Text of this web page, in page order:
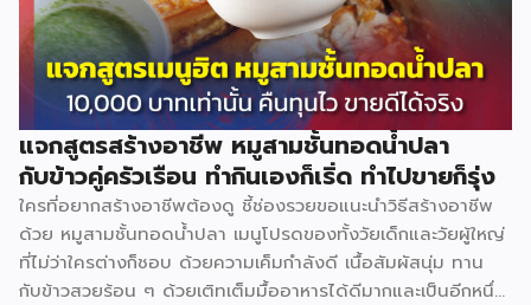
แจกสูตรสร้างอาชีพ หมูสามชั้นทอดน้ำปลา
กับข้าวคู่ครัวเรือน ทำกินเองก็เริ่ด ทำไปขายก็รุ่ง
ใครที่อยากสร้างอาชีพต้องดู ชี้ช่องรวยขอแนะนำวิธีสร้างอาชีพ
ด้วย หมูสามชั้นทอดน้ำปลา เมนูโปรดของทั้งวัยเด็กและวัยผู้ใหญ่
ที่ไม่ว่าใครต่างก็ชอบ ด้วยความเค็มกำลังดี เนื้อสัมผัสนุ่ม ทาน
กับข้าวสวยร้อน ๆ ด้วยเติทเต็มมื้ออาหารได้ดีมากและเป็นอีกหนึ่ง